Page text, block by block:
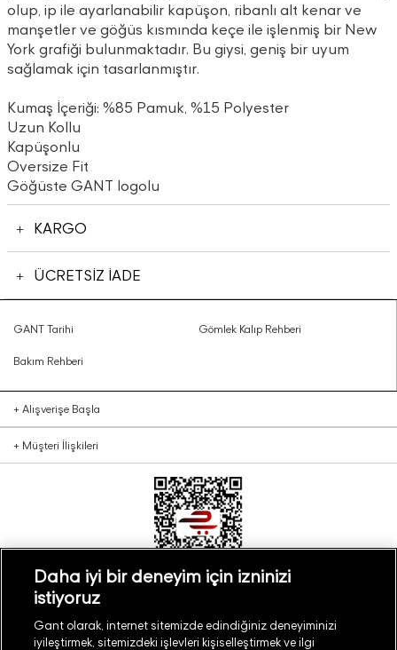
olup, ip ile ayarlanabilir kapüşon, ribanlı alt kenar ve
manşetler ve göğüs kısmında keçe ile işlenmiş bir New
York grafiği bulunmaktadır. Bu giysi, geniş bir uyum
sağlamak için tasarlanmıştır.
Kumaş İçeriği: %85 Pamuk, %15 Polyester
Uzun Kollu
Kapüşonlu
Oversize Fit
Göğüste GANT logolu
KARGO
ÜCRETSİZ İADE
GANT Tarihi Gömlek Kalıp Rehberi
Bakım Rehberi
+ Alışverişe Başla
+ Müşteri İlişkileri
Türkiye Mağaza Bul
Daha iyi bir deneyim için izninizi
istiyoruz
Gant olarak, internet sitemizde edindiğiniz deneyiminizi
iyileştirmek, sitemizdeki işlevleri kişiselleştirmek ve ilgi